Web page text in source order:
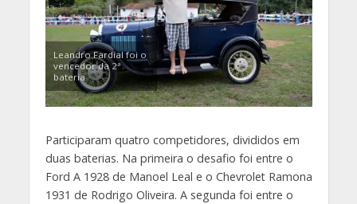
Leandro Fardial foi o
vencedor da 2ª
bateria
Participaram quatro competidores, divididos em
duas baterias. Na primeira o desafio foi entre o
Ford A 1928 de Manoel Leal e o Chevrolet Ramona
1931 de Rodrigo Oliveira. A segunda foi entre o